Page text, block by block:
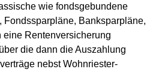
wie fondsgebundene
Fondssparpläne, Banksparpläne,
Rentenversicherung
die dann die Auszahlung
nebst Wohnriester-